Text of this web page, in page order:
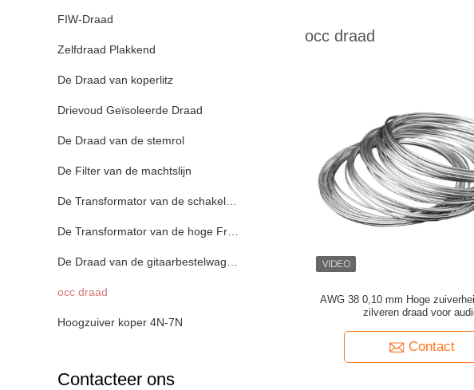
FIW-Draad
Zelfdraad Plakkend
De Draad van koperlitz
Drievoud Geïsoleerde Draad
De Draad van de stemrol
De Filter van de machtslijn
De Transformator van de schakelaarwijze
De Transformator van de hoge Frequentiehoogspanning
De Draad van de gitaarbestelwagen
occ draad
Hoogzuiver koper 4N-7N
Contacteer ons
occ draad
AWG 38 0,10 mm Hoge
zilveren draad voor
Contact